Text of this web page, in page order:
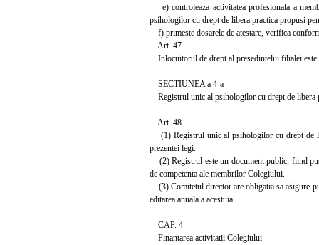
e) controleaza activitatea profesionala a
psihologilor cu drept de libera practica propusi
f) primeste dosarele de atestare, verifica
Art. 47
Inlocuitorul de drept al presedintelui filialei este
SECTIUNEA a 4-a
Registrul unic al psihologilor cu drept de libera
Art. 48
(1) Registrul unic al psihologilor cu drept de
prezentei legi.
(2) Registrul este un document public, fiind
de competenta ale membrilor Colegiului.
(3) Comitetul director are obligatia sa asigure
editarea anuala a acestuia.
CAP. 4
Finantarea activitatii Colegiului